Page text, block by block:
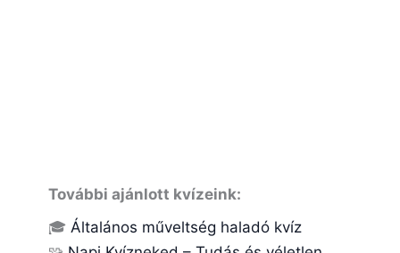
További ajánlott kvízeink:
🎓 Általános műveltség haladó kvíz